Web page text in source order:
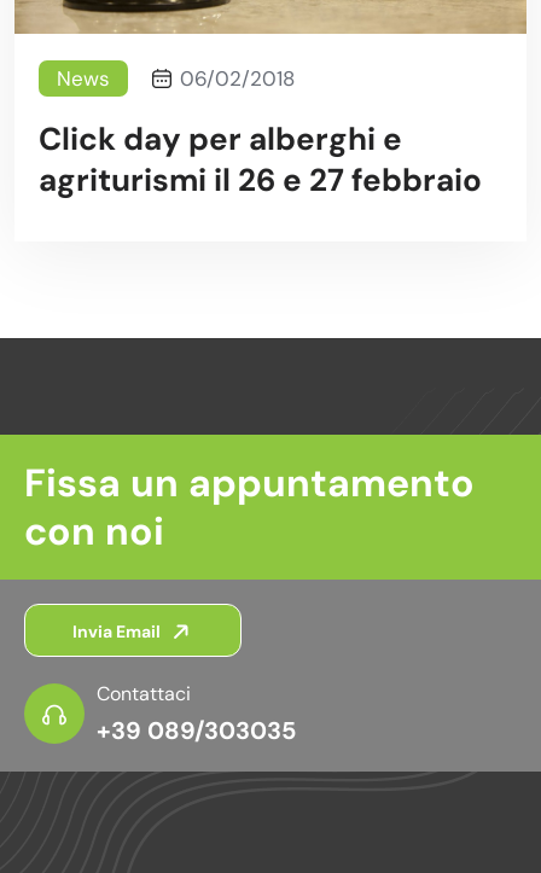
News 06/02/2018
Click day per alberghi e
agriturismi il 26 e 27 febbraio
Fissa un appuntamento
con noi
Invia Email
Contattaci
+39 089/303035